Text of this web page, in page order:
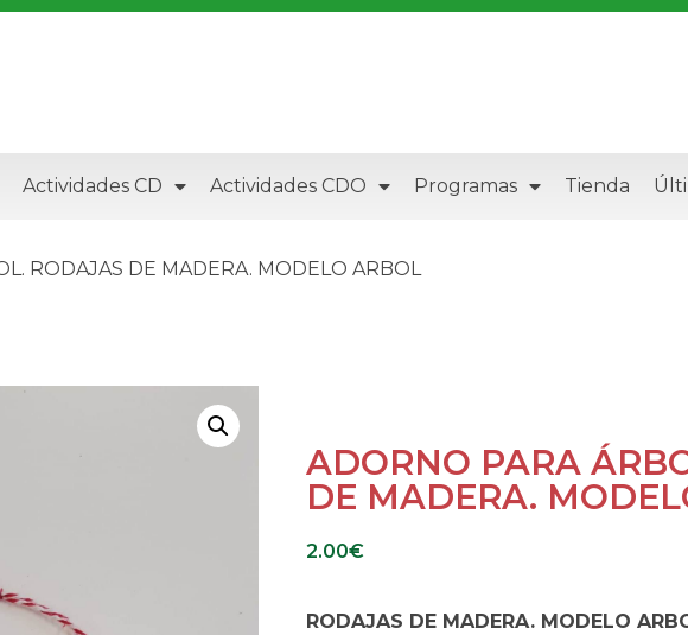
Actividades CD Actividades CDO Programas Tienda
RODAJAS DE MADERA. MODELO ARBOL
ADORNO PARA
DE MADERA.
2.00€
RODAJAS DE MADERA. MODELO